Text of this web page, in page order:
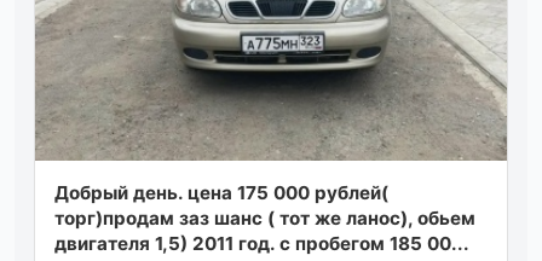
Добрый день. цена 175 000 рублей(
торг)продам заз шанс ( тот же ланос), обьем
двигателя 1,5) 2011 год. с пробегом 185 00...